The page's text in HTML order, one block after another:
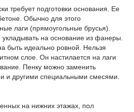
требует подготовки основания. Ее
Обычно для этого
лаги (прямоугольные брусья).
на основание из фанеры.
быть идеально ровной. Нельзя
слое. Он настилается на лаги
Пенку можно заменить
и другими специальными смесями.
на нижних этажах, пол